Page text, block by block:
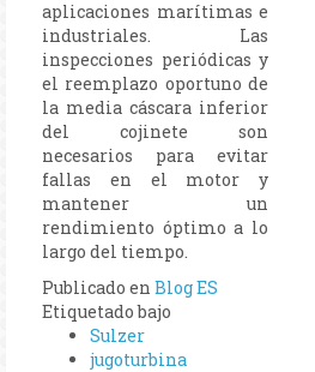
aplicaciones marítimas e
industriales. Las
inspecciones periódicas y
el reemplazo oportuno de
la media cáscara inferior
del cojinete son
necesarios para evitar
fallas en el motor y
mantener un
rendimiento óptimo a lo
largo del tiempo.
Publicado en Blog ES
Etiquetado bajo
Sulzer
jugoturbina